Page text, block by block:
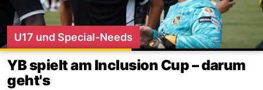
U17 und Special-Needs
YB spielt am Inclusion Cup – darum
geht's